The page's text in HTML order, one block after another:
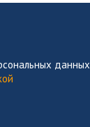
данных